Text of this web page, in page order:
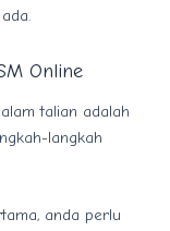
Online
talian adalah
langkah
anda perlu